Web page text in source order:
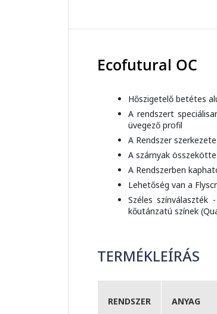
Ecofutural OC
Hőszigetelő betétes
A rendszert
üvegező profil
A Rendszer
A szárnyak
A Rendszerben
Lehetőség van a
Széles
kőutánzatú színek
TERMÉKLEÍRÁS
RENDSZER ANYAG